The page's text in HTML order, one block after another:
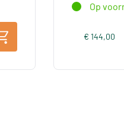
Op
€ 144,00